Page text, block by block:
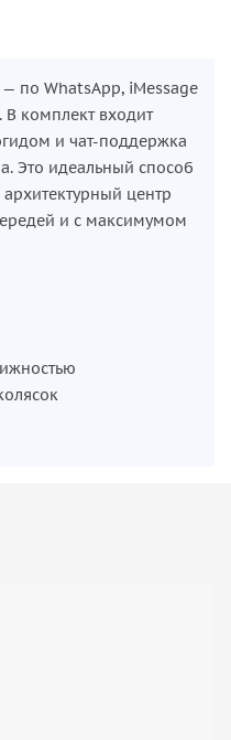
по WhatsApp, iMessage
В комплект входит
и чат-поддержка
Это идеальный способ
центр
и с максимумом